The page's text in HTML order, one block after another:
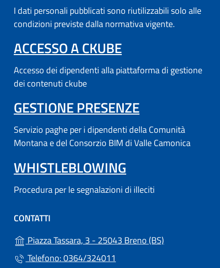
I dati personali pubblicati sono riutilizzabili solo alle
condizioni previste dalla normativa vigente.
ACCESSO A CKUBE(APRE IN
Accesso dei dipendenti alla piattaforma di gestione
dei contenuti ckube
GESTIONE PRESENZE(APRE IN
Servizio paghe per i dipendenti della Comunità
Montana e del Consorzio BIM di Valle Camonica
WHISTLEBLOWING
Procedura per le segnalazioni di illeciti
CONTATTI
Piazza Tassara, 3 - 25043 Breno (BS)
Telefono: 0364/324011